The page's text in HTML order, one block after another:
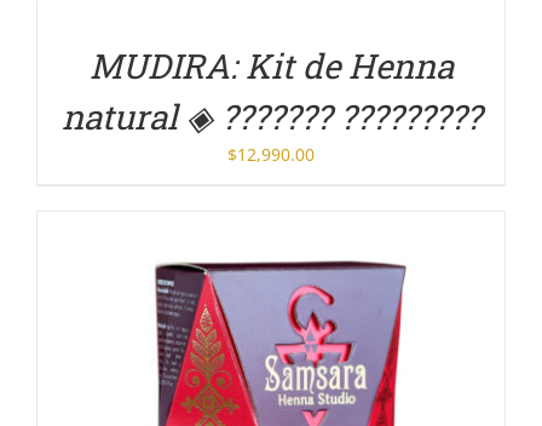
MUDIRA: Kit de Henna
natural ◈ ??????? ?????????
$12,990.00